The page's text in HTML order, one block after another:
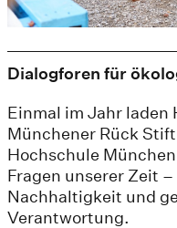
Dialogforen für
Einmal im Jahr laden
Münchener Rück
Hochschule
Fragen unserer Zeit
Nachhaltigkeit und
Verantwortung.